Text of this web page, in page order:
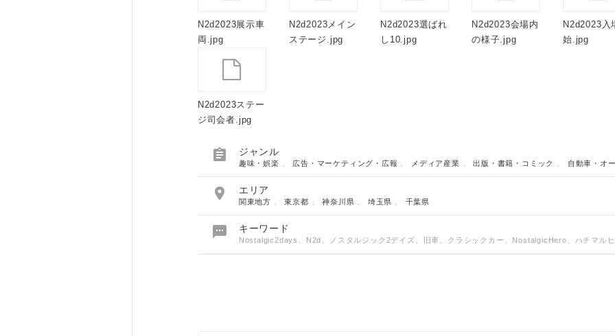
N2d2023展示車
両.jpg
N2d2023メイン
ステージ.jpg
N2d2023選ばれ
し10.jpg
N2d2023会場内
の様子.jpg
N2d2023入
始.jpg
N2d2023ステー
ジ司会者.jpg
 ジャンル
趣味・娯楽 広告・マーケティング・広報 メディア産業 、出版・書籍・コミック 自動車・オ
 エリア
関東地方 、東京都 、神奈川県 埼玉県 千葉県
 キーワード
Nostalgic2days、N2d、ノスタルジック2デイズ、旧車、クラシックカー、NostalgicHero、ハチマルヒ